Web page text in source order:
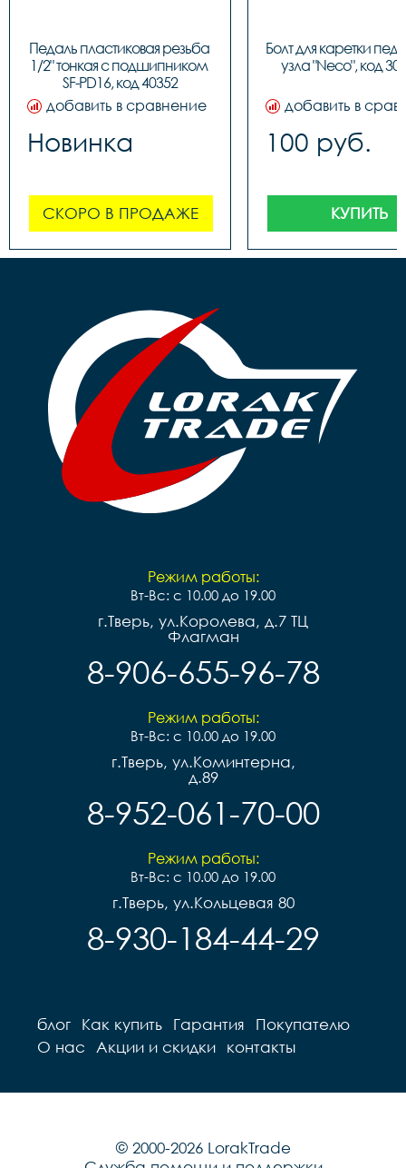
Педаль пластиковая резьба
1/2" тонкая c подшипником
SF-PD16, код 40352
добавить в сравнение
Новинка
СКОРО В ПРОДАЖЕ
Болт для каретки
узла "Neco", код
добавить в
100 руб.
КУПИТЬ
Режим работы:
Вт-Вс: с 10.00 до 19.00
г.Тверь, ул.Королева, д.7 ТЦ
Флагман
8-906-655-96-78
Режим работы:
Вт-Вс: с 10.00 до 19.00
г.Тверь, ул.Коминтерна,
д.89
8-952-061-70-00
Режим работы:
Вт-Вс: с 10.00 до 19.00
г.Тверь, ул.Кольцевая 80
8-930-184-44-29
блог Как купить Гарантия
Покупателю
О нас
Акции и скидки контакты
© 2000-2026 LorakTrade